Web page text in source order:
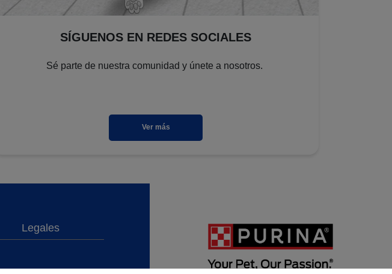
SÍGUENOS EN REDES SOCIALES
Sé parte de nuestra comunidad y únete a nosotros.
Ver más
Legales